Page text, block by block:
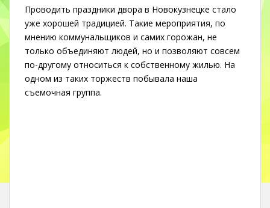
Проводить праздники двора в Новокузнецке стало
уже хорошей традицией. Такие мероприятия, по
мнению коммунальщиков и самих горожан, не
только объединяют людей, но и позволяют совсем
по-другому относиться к собственному жилью. На
одном из таких торжеств побывала наша
съемочная группа.